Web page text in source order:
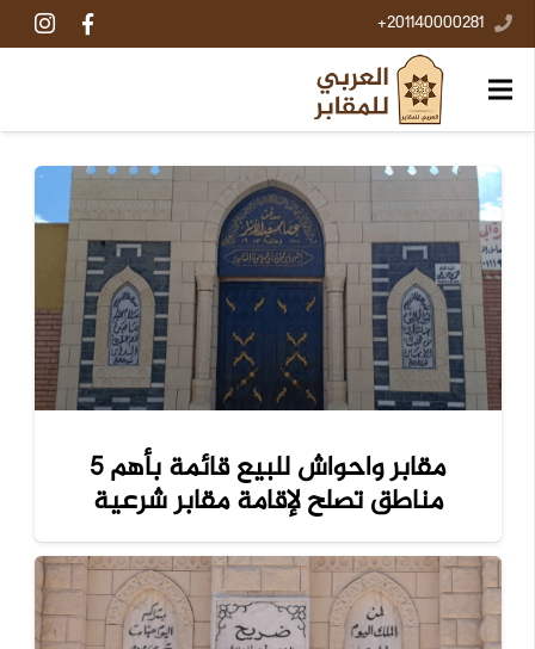
201140000281+
مقابر واحواش للبيع قائمة بأهم 5
مناطق تصلح لإقامة مقابر شرعية